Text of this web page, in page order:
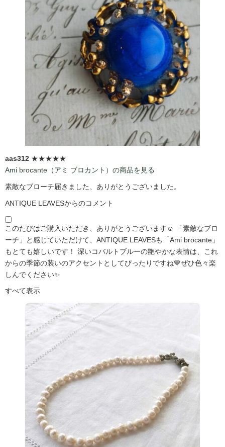
aas312 ★★★★★
Ami brocante（アミ ブロカント）の商品を見る
素敵なブローチ届きました、ありがとうございました。
ANTIQUE LEAVESからのコメント
このたびはご購入いただき、ありがとうございます☺️ 「素敵なブロ
ーチ」と感じていただけて、ANTIQUE LEAVESも「Ami brocante」
もとても嬉しいです！ 深いコバルトブルーの艶やかな表情は、これ
からの季節の装いのアクセントとしてぴったりですね💙ぜひ色々楽
しんでください✨
すべて表示